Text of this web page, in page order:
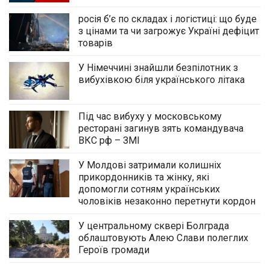
росія б’є по складах і логістиці: що буде
з цінами та чи загрожує Україні дефіцит
товарів
У Німеччині знайшли безпілотник з
вибухівкою біля українського літака
Під час вибуху у московському
ресторані загинув зять командувача
ВКС рф – ЗМІ
У Молдові затримали колишніх
прикордонників та жінку, які
допомогли сотням українських
чоловіків незаконно перетнути кордон
У центральному сквері Болграда
облаштовують Алею Слави полеглих
Героїв громади